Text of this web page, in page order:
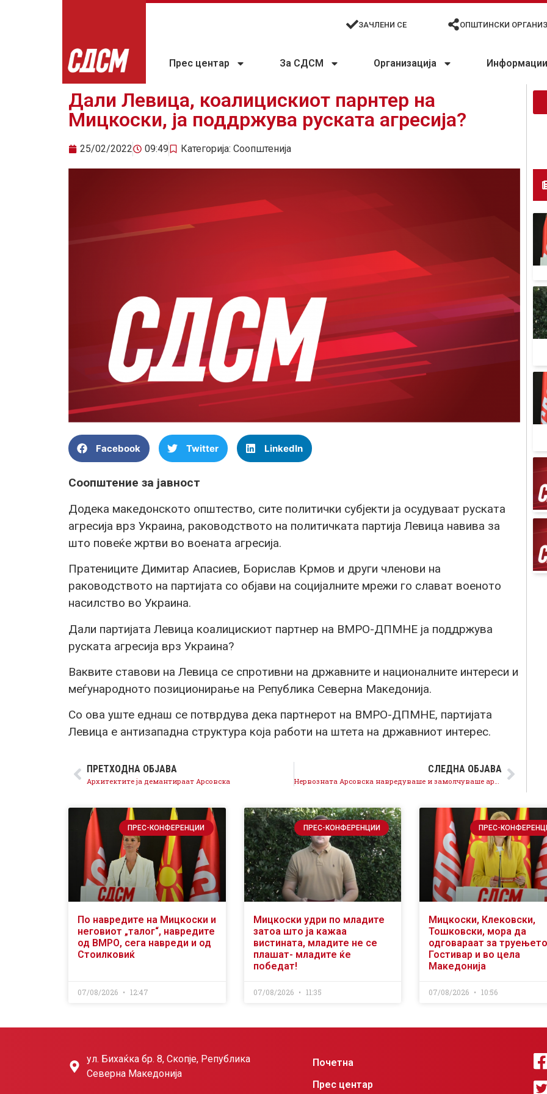
ЗАЧЛЕНИ СЕ ОПШТИНСКИ
Прес центар За СДСМ Организација Информации
Дали Левица, коалицискиот парнтер на
Мицкоски, ја поддржува руската агресија?
25/02/2022 09:49 Категорија: Соопштенија
Facebook Twitter LinkedIn
Соопштение за јавност
Додека македонското општество, сите политички субјекти ја осудуваат руската
агресија врз Украина, раководството на политичката партија Левица навива за
што повеќе жртви во воената агресија.
Пратениците Димитар Апасиев, Борислав Крмов и други членови на
раководството на партијата со објави на социјалните мрежи го слават военото
насилство во Украина.
Дали партијата Левица коалицискиот партнер на ВМРО-ДПМНЕ ја поддржува
руската агресија врз Украина?
Ваквите ставови на Левица се спротивни на државните и националните интереси и
меѓународното позиционирање на Република Северна Македонија.
Со ова уште еднаш се потврдува дека партнерот на ВМРО-ДПМНЕ, партијата
Левица е антизападна структура која работи на штета на државниот интерес.
ПРЕТХОДНА ОБЈАВА
Архитектите ја демантираат Арсовска
СЛЕДНА ОБЈАВА
ПРЕС-КОНФЕРЕНЦИИ
По навредите на Мицкоски и
неговиот „талог“, навредите
од ВМРО, сега навреди и од
Стоилковиќ
07/08/2026 12:47
ПРЕС-КОНФЕРЕНЦИИ
Мицкоски удри по младите
затоа што ја кажаа
вистината, младите не се
плашат- младите ќе
победат!
07/08/2026 11:35
ПРЕС-
Мицкоски, Клековски,
Тошковски, мора да
одговараат за
Гостивар и во цела
Македонија
07/08/2026 10:56
ул. Бихаќка бр. 8, Скопје, Република
Северна Македонија
Почетна
Прес центар